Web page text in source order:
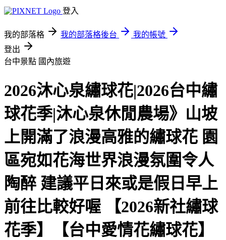
登入
我的部落格 我的部落格後台
我的帳號
登出
台中景點 國內旅遊
2026沐心泉繡球花|2026台中繡
球花季|沐心泉休閒農場》山坡
上開滿了浪漫高雅的繡球花 園
區宛如花海世界浪漫氛圍令人
陶醉 建議平日來或是假日早上
前往比較好喔 【2026新社繡球
花季】【台中愛情花繡球花】